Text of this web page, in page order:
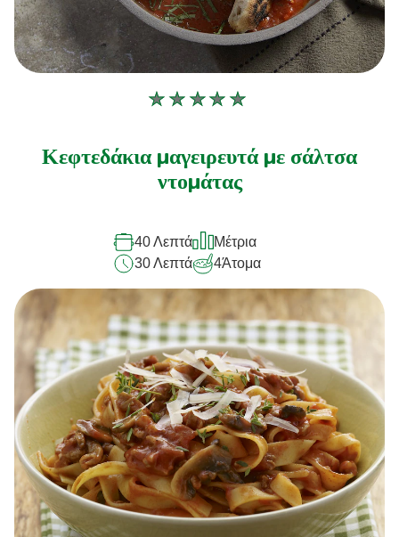
Δεν
αξιολογήσεις
για
recipe
Κεφτεδάκια μαγειρευτά με σάλτσα
ντομάτας
40 Λεπτά
Μέτρια
30 Λεπτά
4Άτομα